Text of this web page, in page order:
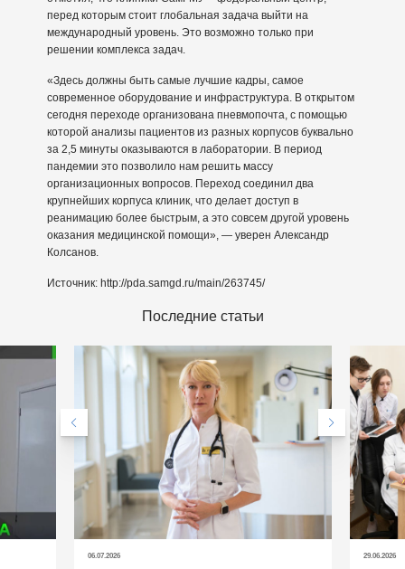
перед которым стоит глобальная задача выйти на
международный уровень. Это возможно только при
решении комплекса задач.
«Здесь должны быть самые лучшие кадры, самое
современное оборудование и инфраструктура. В открытом
сегодня переходе организована пневмопочта, с помощью
которой анализы пациентов из разных корпусов буквально
за 2,5 минуты оказываются в лаборатории. В период
пандемии это позволило нам решить массу
организационных вопросов. Переход соединил два
крупнейших корпуса клиник, что делает доступ в
реанимацию более быстрым, а это совсем другой уровень
оказания медицинской помощи», — уверен Александр
Колсанов.
Источник: http://pda.samgd.ru/main/263745/
Последние статьи
06.07.2026 29.06.2026